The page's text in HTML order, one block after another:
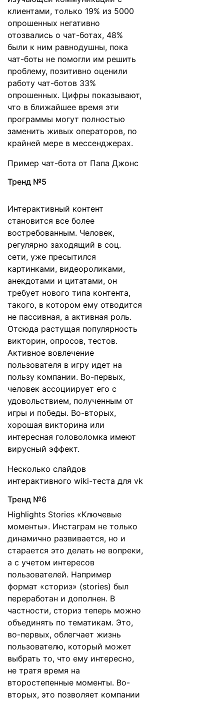
клиентами, только 19% из 5000
опрошенных негативно
отозвались о чат-ботах, 48%
были к ним равнодушны, пока
чат-боты не помогли им решить
проблему, позитивно оценили
работу чат-ботов 33%
опрошенных. Цифры показывают,
что в ближайшее время эти
программы могут полностью
заменить живых операторов, по
крайней мере в мессенджерах.
Пример чат-бота от Папа Джонс
Тренд №5
Интерактивный контент
становится все более
востребованным. Человек,
регулярно заходящий в соц.
сети, уже пресытился
картинками, видеороликами,
анекдотами и цитатами, он
требует нового типа контента,
такого, в котором ему отводится
не пассивная, а активная роль.
Отсюда растущая популярность
викторин, опросов, тестов.
Активное вовлечение
пользователя в игру идет на
пользу компании. Во-первых,
человек ассоциирует его с
удовольствием, полученным от
игры и победы. Во-вторых,
хорошая викторина или
интересная головоломка имеют
вирусный эффект.
Несколько слайдов
интерактивного wiki-теста для vk
Тренд №6
Highlights Stories «Ключевые
моменты». Инстаграм не только
динамично развивается, но и
старается это делать не вопреки,
а с учетом интересов
пользователей. Например
формат «сториз» (stories) был
переработан и дополнен. В
частности, сториз теперь можно
объединять по тематикам. Это,
во-первых, облегчает жизнь
пользователю, который может
выбрать то, что ему интересно,
не тратя время на
второстепенные моменты. Во-
вторых, это позволяет компании